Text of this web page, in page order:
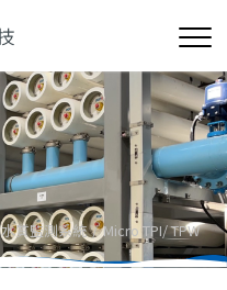
水質監測系統 Micro TPI/ TPW